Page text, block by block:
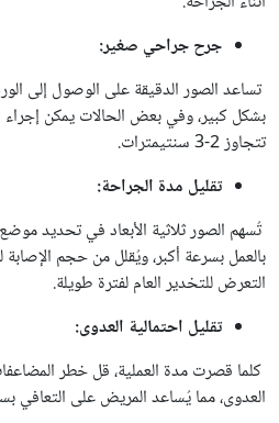
جرحجراحي صغير:
تساعد الصور الدقيقة على الوصول إلى
بشكل كبير، وفي بعض الحالات يمكن
تتجاوز 2-3 سنتيمترات.
تقليل مدة الجراحة:
تُسهم الصور ثلاثية الأبعاد في تحديد
بالعمل بسرعة أكبر، ويُقلل من حجم
التعرض للتخدير العام لفترة طويلة.
تقليل احتمالية العدوى:
كلما قصرت مدة العملية، قل خطر
العدوى، مما يُساعد المريض على التعافي